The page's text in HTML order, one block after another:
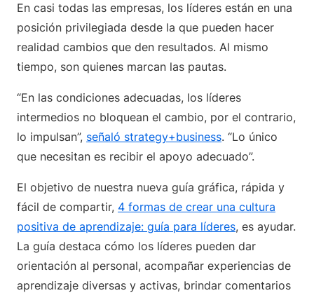
En casi todas las empresas, los líderes están en una
posición privilegiada desde la que pueden hacer
realidad cambios que den resultados. Al mismo
tiempo, son quienes marcan las pautas.
“En las condiciones adecuadas, los líderes
intermedios no bloquean el cambio, por el contrario,
lo impulsan”, señaló strategy+business. “Lo único
que necesitan es recibir el apoyo adecuado”.
El objetivo de nuestra nueva guía gráfica, rápida y
fácil de compartir, 4 formas de crear una cultura
positiva de aprendizaje: guía para líderes, es ayudar.
La guía destaca cómo los líderes pueden dar
orientación al personal, acompañar experiencias de
aprendizaje diversas y activas, brindar comentarios